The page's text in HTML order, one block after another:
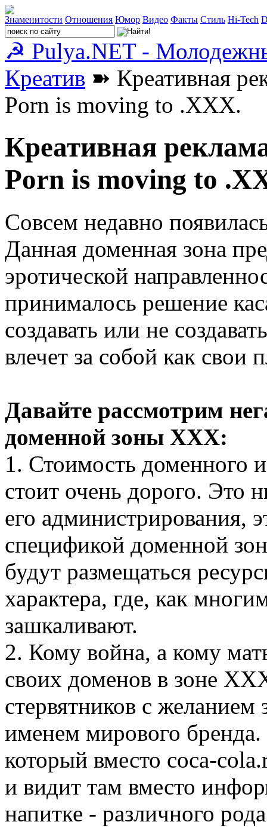
Знаменитости Отношения Юмор Видео Факты Стиль Hi-Tech
☭ Pulya.NET -
Креатив ➽ Креативная
Porn is moving to .XXX.
Креативная
Porn is moving to
Совсем недавно
Данная доменная зона
эротической
принималось решение
создавать или не
влечет за собой как
Давайте рассмотрим
доменной зоны XXX:
1. Стоимость доменного
стоит очень дорого. Это
его администрирования,
спецификой доменной
будут размещаться
характера, где, как
зашкаливают.
2. Кому война, а кому
своих доменов в зоне
стервятников с желанием
именем мирового бренда.
который вместо coca-
и видит там вместо
напитке - различного